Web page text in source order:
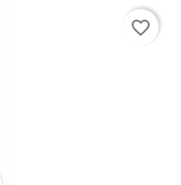
favorite_border